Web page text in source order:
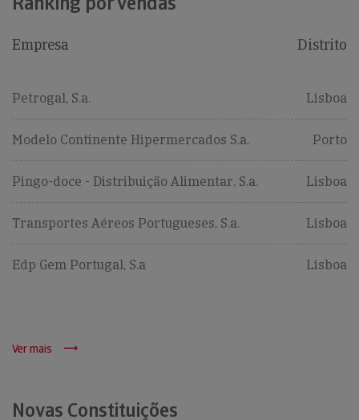
Empresa Distrito
Petrogal, S.a. Lisboa
Modelo Continente Hipermercados S.a. Porto
Pingo-doce - Distribuição Alimentar, S.a. Lisboa
Transportes Aéreos Portugueses, S.a. Lisboa
Edp Gem Portugal, S.a Lisboa
Ver mais
Novas Constituições